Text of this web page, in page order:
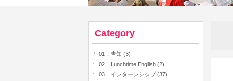
Category
01．告知 (3)
02．Lunchtime English (2)
03．インターンシップ (37)